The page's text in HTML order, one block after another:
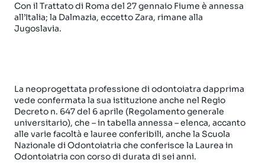
Con il Trattato di Roma del 27 gennaio Fiume è annessa
all’Italia; la Dalmazia, eccetto Zara, rimane alla
Jugoslavia.
La neoprogettata professione di odontoiatra dapprima
vede confermata la sua istituzione anche nel Regio
Decreto n. 647 del 6 aprile (Regolamento generale
universitario), che – in tabella annessa – elenca, accanto
alle varie facoltà e lauree conferibili, anche la Scuola
Nazionale di Odontoiatria che conferisce la Laurea in
Odontoiatria con corso di durata di sei anni.